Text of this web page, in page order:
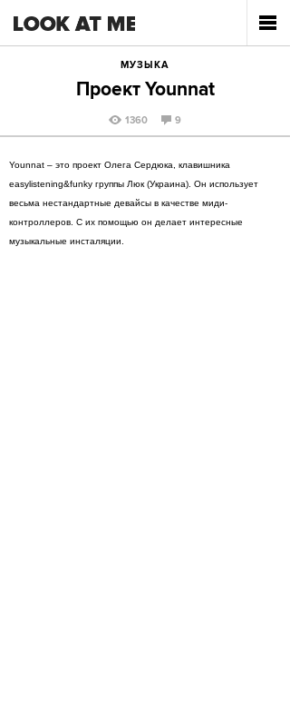
МУЗЫКА
Проект Younnat
1360 9
Younnat – это проект Олега Сердюка, клавишника
easylistening&funky группы Люк (Украина). Он использует
весьма нестандартные девайсы в качестве миди-
контроллеров. С их помощью он делает интересные
музыкальные инсталяции.